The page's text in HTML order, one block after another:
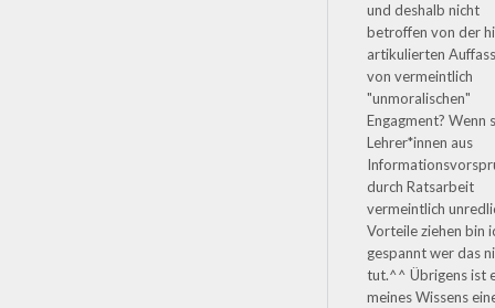
und deshalb nicht
betroffen von der
artikulierten
von vermeintlich
"unmoralischen"
Engagment? Wenn
Lehrer*innen aus
durch Ratsarbeit
vermeintlich
Vorteile ziehen bin
gespannt wer das
tut.^^ Übrigens ist
meines Wissens